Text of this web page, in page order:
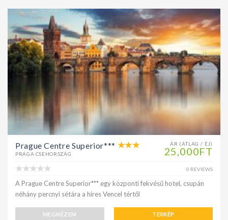
ÁR (ÁTLAG / ÉJ)
25,000FT
Prague Centre Superior***
PRÁGA CSEHORSZÁG
0 REVIEWS
A Prague Centre Superior*** egy központi fekvésű hotel, csupán
néhány percnyi sétára a híres Vencel tértől
MEGNÉZEM TERKÉP